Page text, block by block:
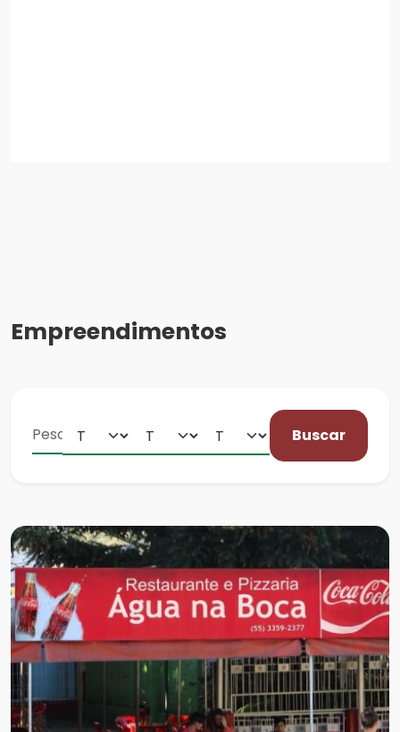
Empreendimentos
Buscar